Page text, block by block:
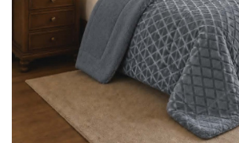
Termos e condições